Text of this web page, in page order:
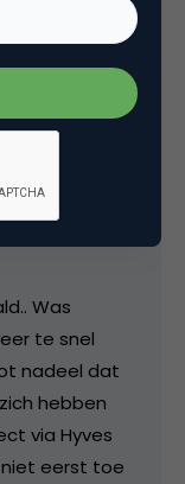
Was
te snel
nadeel dat
hebben
via Hyves
eerst toe